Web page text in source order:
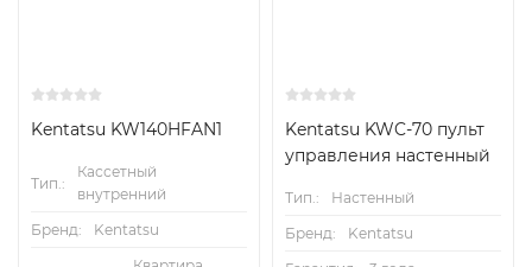
Kentatsu KW140HFAN1
Тип.:
Кассетный
внутренний
Бренд:
Kentatsu
Kentatsu KWC-70 пульт
управления настенный
Тип.:
Настенный
Бренд:
Kentatsu